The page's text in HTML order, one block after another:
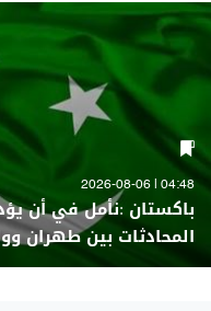
04:48 | 2026-08-06
باكستان :نأمل في أن
المحادثات بين طهران